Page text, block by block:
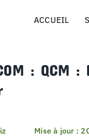
ACCUEIL
:
Mise à jour :